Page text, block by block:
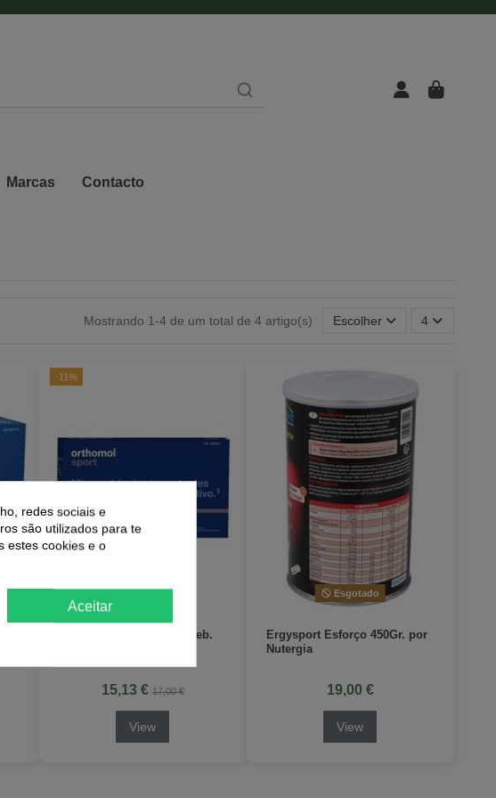
Marcas Contacto
Mostrando 1-4 de um total de 4 artigo(s) Escolher 4
-11%
Esgotado
Orthomol Sport 7 Amp.Beb.
15,13 € 17,00 €
View
Esgotado
Ergysport Esforço 450Gr. por
Nutergia
19,00 €
View
redes sociais e
são utilizados para te
estes cookies e o
Aceitar